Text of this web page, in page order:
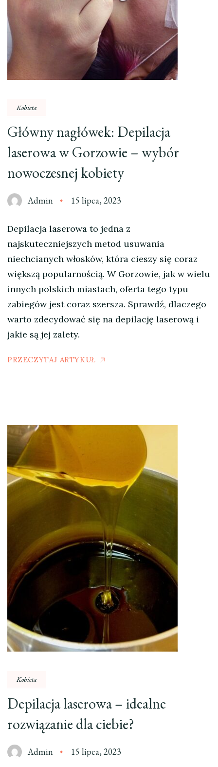
Kobieta
Główny nagłówek: Depilacja
laserowa w Gorzowie – wybór
nowoczesnej kobiety
Admin 15 lipca, 2023
Depilacja laserowa to jedna z
najskuteczniejszych metod usuwania
niechcianych włosków, która cieszy się coraz
większą popularnością. W Gorzowie, jak w wielu
innych polskich miastach, oferta tego typu
zabiegów jest coraz szersza. Sprawdź, dlaczego
warto zdecydować się na depilację laserową i
jakie są jej zalety.
PRZECZYTAJ ARTYKUŁ
Kobieta
Depilacja laserowa – idealne
rozwiązanie dla ciebie?
Admin 15 lipca, 2023